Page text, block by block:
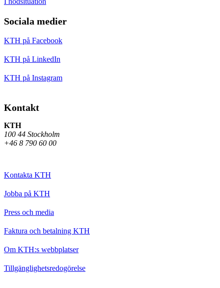
Sociala medier
KTH på Facebook
KTH på LinkedIn
KTH på Instagram
Kontakt
KTH
100 44 Stockholm
+46 8 790 60 00
Kontakta KTH
Jobba på KTH
Press och media
Faktura och betalning KTH
Om KTH:s webbplatser
Tillgänglighetsredogörelse